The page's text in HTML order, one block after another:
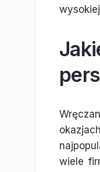
wiele